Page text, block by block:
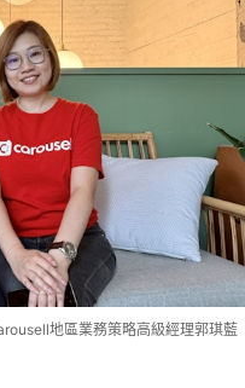
地區業務策略高級經理郭琪藍